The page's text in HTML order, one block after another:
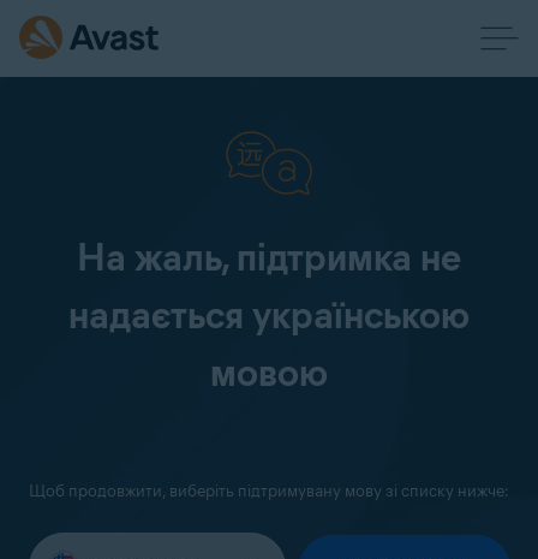
На жаль, підтримка не
надається українською
мовою
Щоб продовжити, виберіть підтримувану мову зі списку нижче: